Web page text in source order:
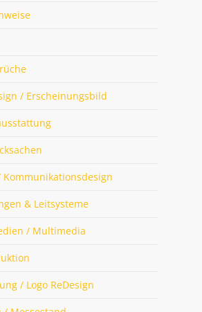
/ Erscheinungsbild
Kommunikationsdesign
& Leitsysteme
/ Multimedia
/ Logo ReDesign